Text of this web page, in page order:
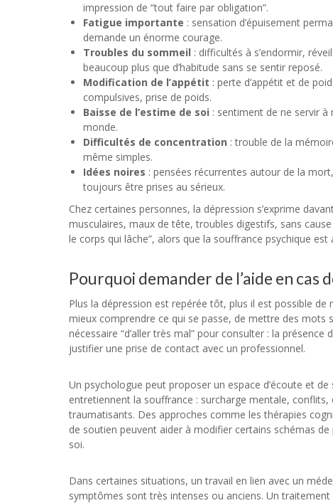
impression de “tout faire par obligation”.
Fatigue importante : sensation d’épuisement
demande un énorme courage.
Troubles du sommeil : difficultés à s’endormir,
beaucoup plus que d’habitude sans se sentir reposé.
Modification de l’appétit : perte d’appétit et de
compulsives, prise de poids.
Baisse de l’estime de soi : sentiment de ne servir
monde.
Difficultés de concentration : trouble de la
même simples.
Idées noires : pensées récurrentes autour de la
toujours être prises au sérieux.
Chez certaines personnes, la dépression s’exprime
musculaires, maux de tête, troubles digestifs, sans
le corps qui lâche”, alors que la souffrance psychique est
Pourquoi demander de l’aide en cas
Plus la dépression est repérée tôt, plus il est possible
mieux comprendre ce qui se passe, de mettre des mots
nécessaire “d’aller très mal” pour consulter : la
justifier une prise de contact avec un professionnel.
Un psychologue peut proposer un espace d’écoute et
entretiennent la souffrance : surcharge mentale,
traumatisants. Des approches comme les thérapies
de soutien peuvent aider à modifier certains schémas
soi.
Dans certaines situations, un travail en lien avec un
symptômes sont très intenses ou anciens. Un